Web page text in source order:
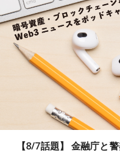
【8/7話題】 金融庁と